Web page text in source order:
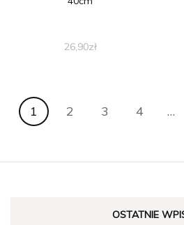
26,90zł
1 2 3 4 …
OSTATNIE